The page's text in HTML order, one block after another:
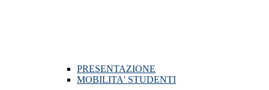
PRESENTAZIONE
MOBILITA' STUDENTI